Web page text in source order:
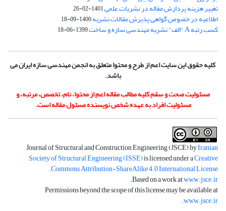
تغییر هزینه پردازش مقاله در نشریات علمی1401-02-26
اطلاعیه در خصوص گواهی پذیرش مقالات نشریه1400-09-18
کسب رتبه A "الف" نشریه مهندسی سازه و ساخت 1399-06-18
کلیه حقوق این سایت اعم از طرح و محتوا متعلق به انجمن مهندسی سازه ایران می
باشد.
مسئولیت صحت و سقم کلیه مطالب مقاله اعم از محتوا، نام، تخصص، مرتبه، و
مسئولیت افراد به عهده شخص نویسنده مسئول مقاله است.
Journal of Structural and Construction Engineering (JSCE) byIranian
Society of Structural Engineering (ISSE)is licensed under aCreative
Commons Attribution-ShareAlike 4.0 International License
.
Based on a work atwww.jsce.ir
.
Permissions beyond the scope of this license may be available at
www.jsce.ir
.